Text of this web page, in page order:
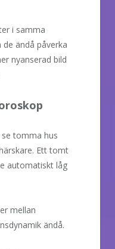
i samma
ändå påverka
nyanserad bild
tomma hus
Ett tomt
automatiskt låg
mellan
ändå.